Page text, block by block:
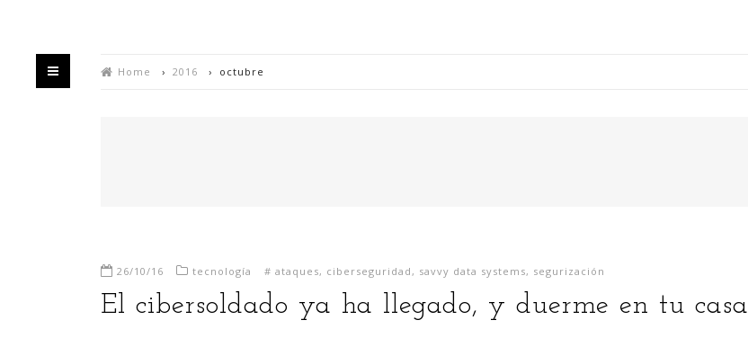
Bienvenido/a a mi blog,
Home › 2016 › octubre
26/10/16 tecnología # ataques, ciberseguridad , savvy data systems, segurización
El cibersoldado ya ha llegado, y duerme en tu casa